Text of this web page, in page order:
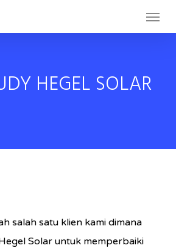
Menu
HEGEL SOLAR
salah satu klien kami dimana
Solar untuk memperbaiki